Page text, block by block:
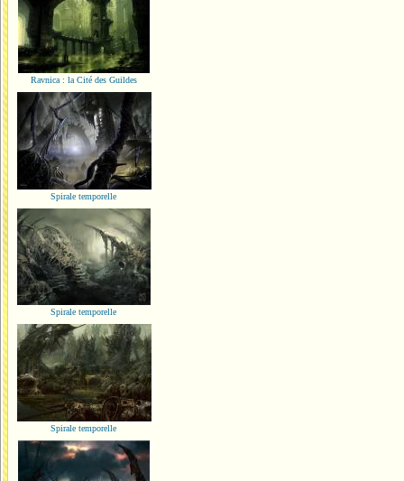
Ravnica : la Cité des Guildes
Spirale temporelle
Spirale temporelle
Spirale temporelle